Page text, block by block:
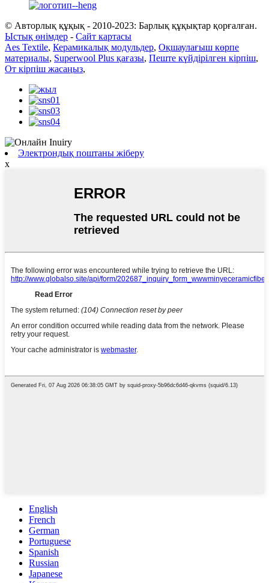
© Авторлық құқық - 2010-2023: Барлық құқықтар қорғалған.
Ыстық өнімдер - Сайт картасы
Aes Textile, Керамикалық модульдер, Оқшаулағыш көрпе
материалы, Superwool Plus қағазы, Пеште күйдірілген кірпіш,
От кірпіш жасаңыз,
Электрондық поштаны жіберу
x
English
French
German
Portuguese
Spanish
Russian
Japanese